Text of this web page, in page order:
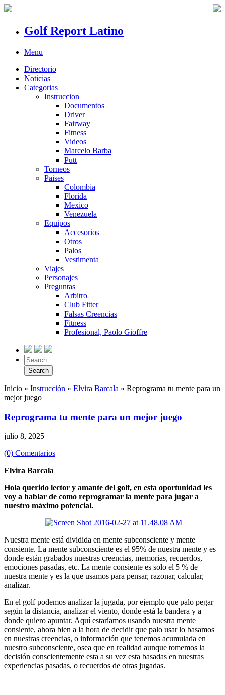
Golf Report Latino
Menu
Directorio
Noticias
Categorias
Instruccion
Documentos
Driver
Fairway
Fitness
Videos
Marcelo Barba
Putt
Torneos
Paises
Colombia
Florida
Mexico
Venezuela
Equipos
Accesorios
Otros
Palos
Vestimenta
Viajes
Personajes
Preguntas
Arbitro
Club Fitter
Falsas Creencias
Fitness
Profesional, Paolo Gioffre
Inicio » Instrucción » Elvira Barcala » Reprograma tu mente para un
mejor juego
Reprograma tu mente para un mejor juego
julio 8, 2025
(0) Comentarios
Elvira Barcala
Hola querido lector y amante del golf, en esta oportunidad les
voy a hablar de como reprogramar la mente para jugar a
nuestro máximo potencial.
Nuestra mente está dividida en mente subconsciente y mente
consiente. La mente subconsciente es el 95% de nuestra mente y es
donde están grabados nuestras creencias, memorias, recuerdos,
emociones pasadas, etc. La mente consiente es solo el 5 % de
nuestra mente y es la que usamos para pensar, razonar, calcular,
analizar.
En el golf podemos analizar la jugada, por ejemplo que palo pegar
según la distancia, analizar el viento, donde está la bandera y a
donde quiero apuntar. Aquí estaríamos usando nuestra mente
consiente, ahora bien a la hora de decidir que palo usar lo basamos
en nuestras creencias, o información que tenemos acumulada en
nuestro subconsciente, osea que en realidad aunque tomemos la
decisión conscientemente esta a su vez esta basadas en nuestras
experiencias pasadas, o recuerdos de otras jugadas.